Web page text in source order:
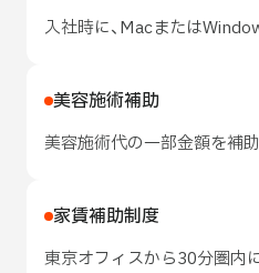
入社時に、Macまたは
美容施術補助
美容施術代の一部金額を補助
家賃補助制度
東京オフィスから30分圏内